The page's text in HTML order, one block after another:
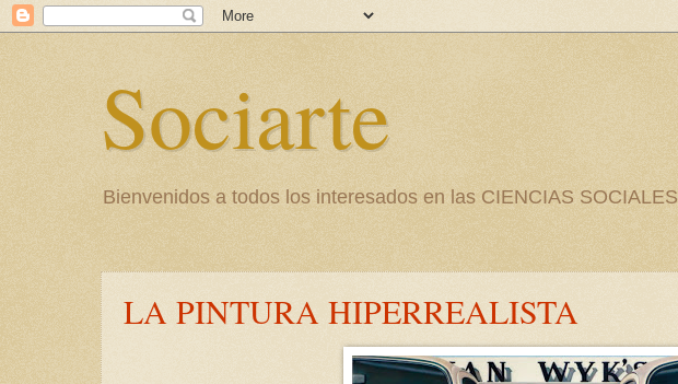
Sociarte
Bienvenidos a todos los interesados en las CIENCIAS
LA PINTURA HIPERREALISTA